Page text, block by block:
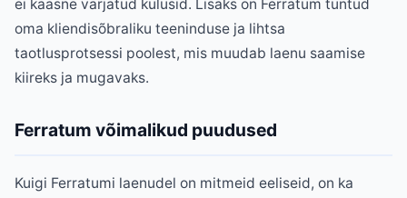
ei kaasne varjatud kulusid. Lisaks on Ferratum tuntud
oma kliendisõbraliku teeninduse ja lihtsa
taotlusprotsessi poolest, mis muudab laenu saamise
kiireks ja mugavaks.
Ferratum võimalikud puudused
Kuigi Ferratumi laenudel on mitmeid eeliseid, on ka